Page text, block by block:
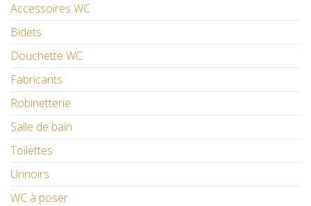
Accessoires WC
Bidets
Douchette WC
Fabricants
Robinetterie
Salle de bain
Toilettes
Urinoirs
WC à poser